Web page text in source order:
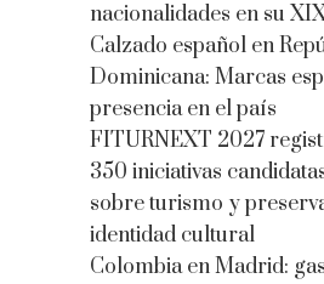
nacionalidades en su
Calzado español en
Dominicana: Marcas
presencia en el país
FITURNEXT 2027
350 iniciativas
sobre turismo y
identidad cultural
Colombia en Madrid: